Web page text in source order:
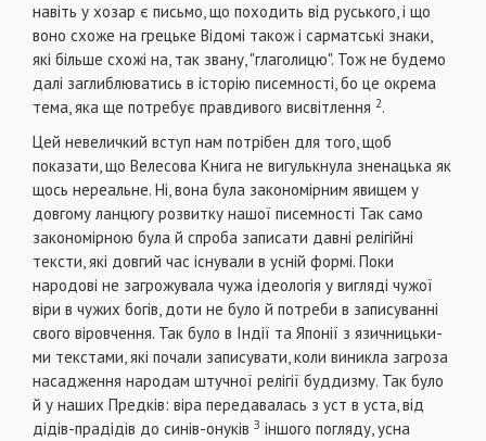
навіть у хозар є письмо, що походить від руського, і що
воно схоже на грець­ке Відомі також і сарматські знаки,
які більше схо­жі на, так звану, "глаголицю". Тож не будемо
далі заглиблюватись в історію писемності, бо це окрема
тема, яка ще потребує правдивого висвітлення 2.
Цей невеличкий вступ нам потрібен для того, щоб
показати, що Велесова Книга не вигулькнула зненацька як
щось нереальне. Ні, вона була закономірним явищем у
довгому ланцюгу розвитку на­шої писемності Так само
закономірною була й спро­ба записати давні релігійні
тексти, які довгий час існували в усній формі. Поки
народові не загрожу­вала чужа ідеологія у вигляді чужої
віри в чужих богів, доти не було й потреби в записуванні
свого віровчення. Так було в Індії та Японії з язичницьки­
ми текстами, які почали записувати, коли виникла загроза
насадження народам штучної релігії буд­дизму. Так було
й у наших Предків: віра передава­лась з уст в уста, від
дідів-прадідів до синів-онуків З іншого погляду, усна